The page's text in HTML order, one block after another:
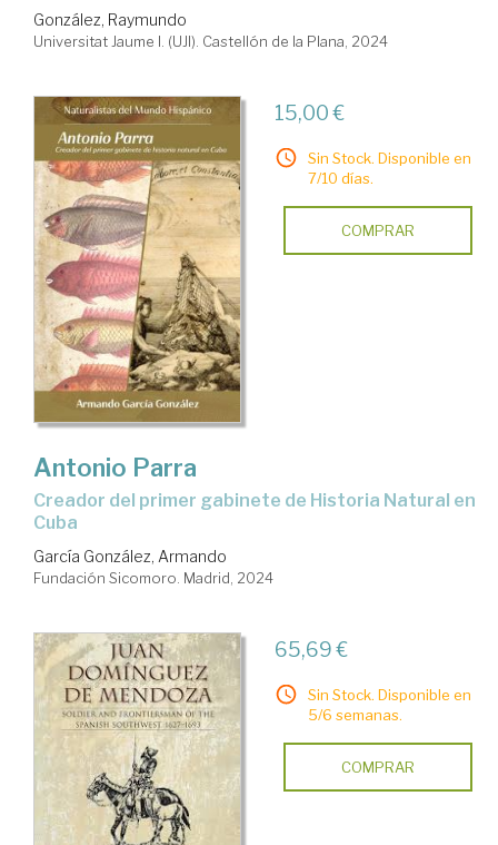
González, Raymundo
Universitat Jaume I. (UJI). Castellón de la Plana, 2024
15,00 €
Sin Stock. Disponible en
7/10 días.
COMPRAR
Antonio Parra
creador del primer gabinete de Historia Natural en
Cuba
García González, Armando
Fundación Sicomoro. Madrid, 2024
65,69 €
Sin Stock. Disponible en
5/6 semanas.
COMPRAR